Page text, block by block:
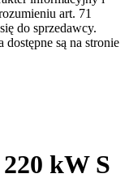
art. 71
do sprzedawcy.
są na stronie
kW S